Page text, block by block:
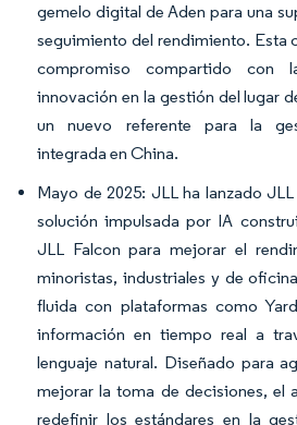
gemelo digital de Aden para una
seguimiento del rendimiento. Esta
compromiso compartido con
innovación en la gestión del lugar
un nuevo referente para la
integrada en China.
Mayo de 2025: JLL ha lanzado
solución impulsada por IA
JLL Falcon para mejorar el
minoristas, industriales y de
fluida con plataformas como
información en tiempo real a
lenguaje natural. Diseñado para
mejorar la toma de decisiones, el
redefinir los estándares en la